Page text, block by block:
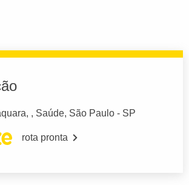
, Saúde, São Paulo - SP
rota pronta